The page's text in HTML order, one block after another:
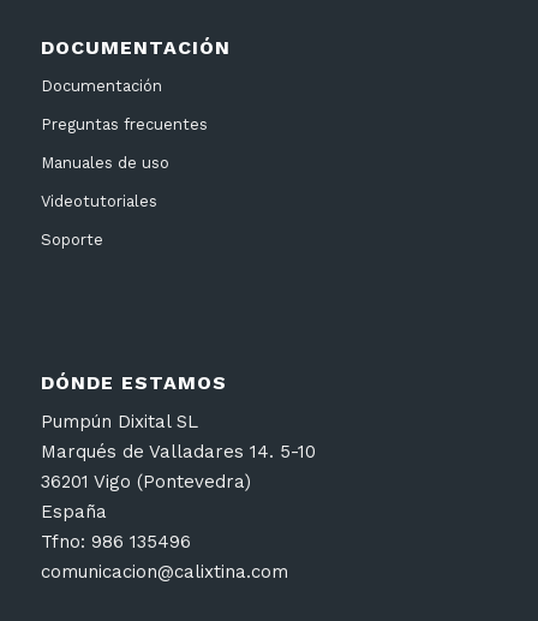
DOCUMENTACIÓN
Documentación
Preguntas frecuentes
Manuales de uso
Videotutoriales
Soporte
DÓNDE ESTAMOS
Pumpún Dixital SL
Marqués de Valladares 14. 5-10
36201 Vigo (Pontevedra)
España
Tfno: 986 135496
comunicacion@calixtina.com